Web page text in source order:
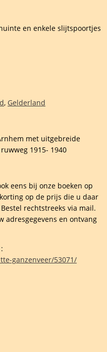
en enkele slijtspoortjes
, Gelderland
met uitgebreide
1915- 1940
eens bij onze boeken op
op de prijs die u daar
rechtstreeks via mail.
adresgegevens en ontvang
ganzenveer/53071/